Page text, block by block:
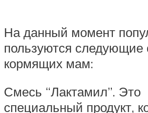
На данный момент
пользуются следующие
кормящих мам:
Смесь “Лактамил”. Это
специальный продукт,